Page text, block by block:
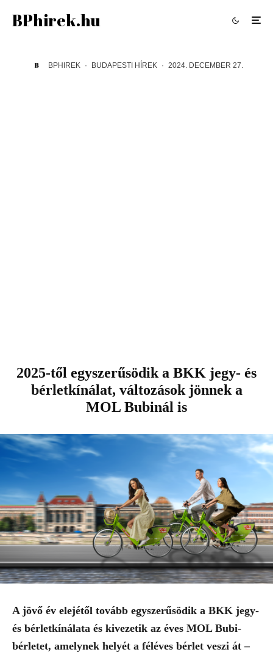
BPhirek.hu
BPHIREK · BUDAPESTI HÍREK · 2024. DECEMBER 27.
2025-től egyszerűsödik a BKK jegy- és
bérletkínálat, változások jönnek a
MOL Bubinál is
A jövő év elejétől tovább egyszerűsödik a BKK jegy-
és bérletkínálata és kivezetik az éves MOL Bubi-
bérletet, amelynek helyét a féléves bérlet veszi át –